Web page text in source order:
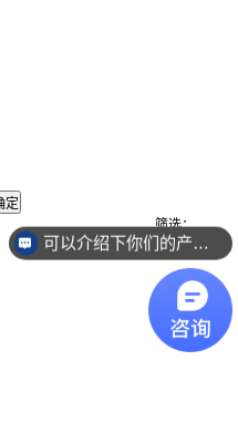
筛选：
可以介绍下你们的产品么？